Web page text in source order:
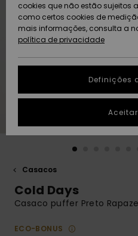
Artigos
recém-
Artigos
recém-
AJUDA
dados
Guia de
obteres a
resposta
Encontra
SUSTAINABILITY
PRESENTE
DESEJO
Casacos
Cold Days
Casaco puffer Preto
ECO-BONUS
cookies que não estão sujeitos
como certos cookies de
mais informações, consulta a
política de privacidade
Definições